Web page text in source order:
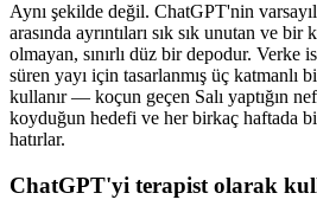
Aynı şekilde değil. ChatGPT'nin
arasında ayrıntıları sık sık unutan ve bir
olmayan, sınırlı düz bir depodur. Verke
süren yayı için tasarlanmış üç katmanlı
kullanır — koçun geçen Salı yaptığın
koyduğun hedefi ve her birkaç haftada
hatırlar.
ChatGPT'yi terapist olarak